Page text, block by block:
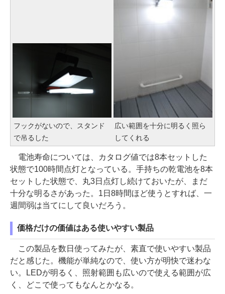
フックがないので、スタンド
で吊るした
広い範囲を十分に明るく照ら
してくれる
電池寿命については、カタログ値では8本セットした
状態で100時間点灯となっている。手持ちの乾電池を8本
セットした状態で、丸3日点灯し続けておいたが、まだ
十分な明るさがあった。1日8時間ほど使うとすれば、一
週間弱は当てにして良いだろう。
価格だけの価値はある使いやすい製品
この製品を数日使ってみたが、素直で使いやすい製品
だと感じた。機能が単純なので、使い方が明快で迷わな
い。LEDが明るく、照射範囲も広いので使える範囲が広
く、どこで使ってもなんとかなる。